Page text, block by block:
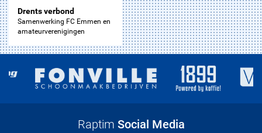
Drents verbond
Samenwerking FC Emmen en
amateurverenigingen
Raptim Social Media